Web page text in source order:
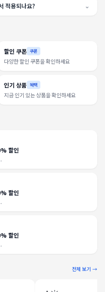
적용되나요? ⌄
할인 쿠폰 쿠폰
다양한 할인 쿠폰을 확인하세요
인기 상품 혜택
지금 인기 있는 상품을 확인하세요
할인
할인
할인
전체 보기 →